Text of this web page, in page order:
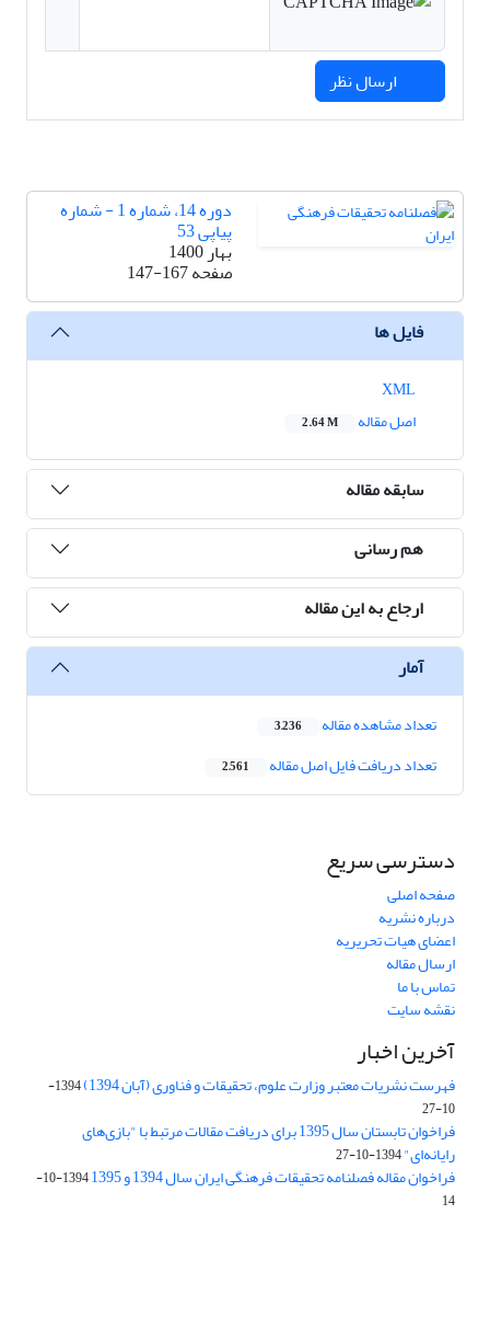
دوره 14، شماره 1 - شماره
پیاپی 53
بهار 1400
صفحه147-167
فایل ها
اصل مقاله
2.64 M
سابقه مقاله
هم رسانی
ارجاع به این مقاله
آمار
تعداد مشاهده مقاله 3,236
تعداد دریافت فایل اصل مقاله 2,561
دسترسی سریع
صفحه اصلی
درباره نشریه
اعضای هیات تحریریه
ارسال مقاله
تماس با ما
نقشه سایت
آخرین اخبار
فهرست نشریات معتبر وزارت علوم، تحقیقات و فناوری (آبان 1394)
1394-
10-27
فراخوان تابستان سال 1395 برای دریافت مقالات مرتبط با "بازی‌های
رایانه‌ای"1394-10-27
فراخوان مقاله فصلنامه تحقیقات فرهنگی ایران سال 1394 و 1395
1394-10-
14